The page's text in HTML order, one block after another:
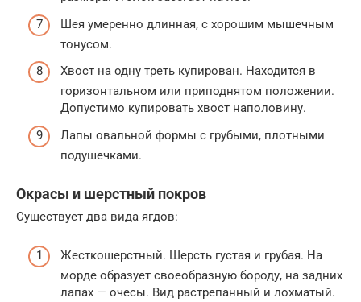
Шея умеренно длинная, с хорошим мышечным
тонусом.
Хвост на одну треть купирован. Находится в
горизонтальном или приподнятом положении.
Допустимо купировать хвост наполовину.
Лапы овальной формы с грубыми, плотными
подушечками.
Окрасы и шерстный покров
Существует два вида ягдов:
Жесткошерстный. Шерсть густая и грубая. На
морде образует своеобразную бороду, на задних
лапах — очесы. Вид растрепанный и лохматый.